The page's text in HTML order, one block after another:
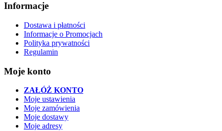
Informacje
Dostawa i płatności
Informacje o Promocjach
Polityka prywatności
Regulamin
Moje konto
ZAŁÓŻ KONTO
Moje ustawienia
Moje zamówienia
Moje dostawy
Moje adresy